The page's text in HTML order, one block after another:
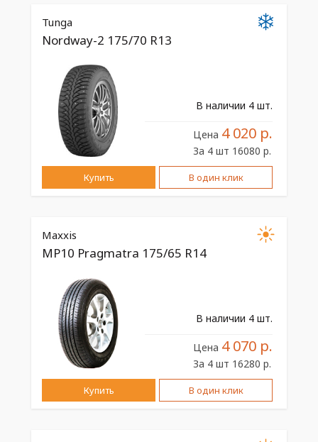
Tunga
Nordway-2 175/70 R13
В наличии 4 шт.
Цена 4 020 р.
За 4 шт 16080 р.
Купить В один клик
Maxxis
MP10 Pragmatra 175/65 R14
В наличии 4 шт.
Цена 4 070 р.
За 4 шт 16280 р.
Купить В один клик